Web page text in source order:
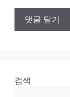
검색